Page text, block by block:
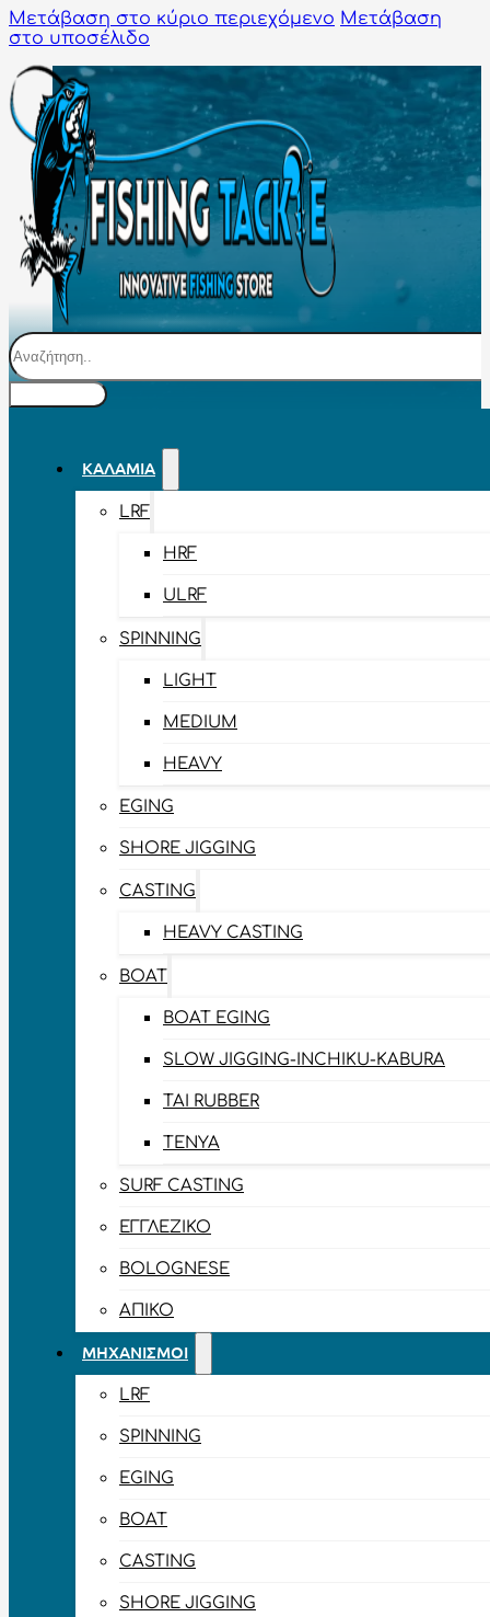
Μετάβαση στο κύριο περιεχόμενο Μετάβαση
στο υποσέλιδο
Αναζήτηση
ΚΑΛΆΜΙΑ
LRF
HRF
ULRF
SPINNING
LIGHT
MEDIUM
HEAVY
EGING
SHORE JIGGING
CASTING
HEAVY CASTING
BOAT
BOAT EGING
SLOW JIGGING-INCHIKU-KABURA
TAI RUBBER
TENYA
SURF CASTING
ΕΓΓΛΈΖΙΚΟ
BOLOGNESE
ΑΠΊΚΟ
ΜΗΧΑΝΙΣΜΟΊ
LRF
SPINNING
EGING
BOAT
CASTING
SHORE JIGGING